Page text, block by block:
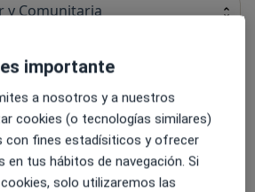
y Comunitaria
y Comunitaria
precios?
importante
a nosotros y a nuestros
cookies (o tecnologías similares)
con fines estadísiticos y ofrecer
en tus hábitos de navegación. Si
solo utilizaremos las